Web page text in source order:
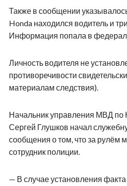
Также в сообщении
Honda находился водитель и
Информация попала в
Личность водителя не
противоречивости
материалам следствия).
Начальник управления МВД по
Сергей Глушков начал
сообщения о том, что за рулём
сотрудник полиции.
— В случае установления